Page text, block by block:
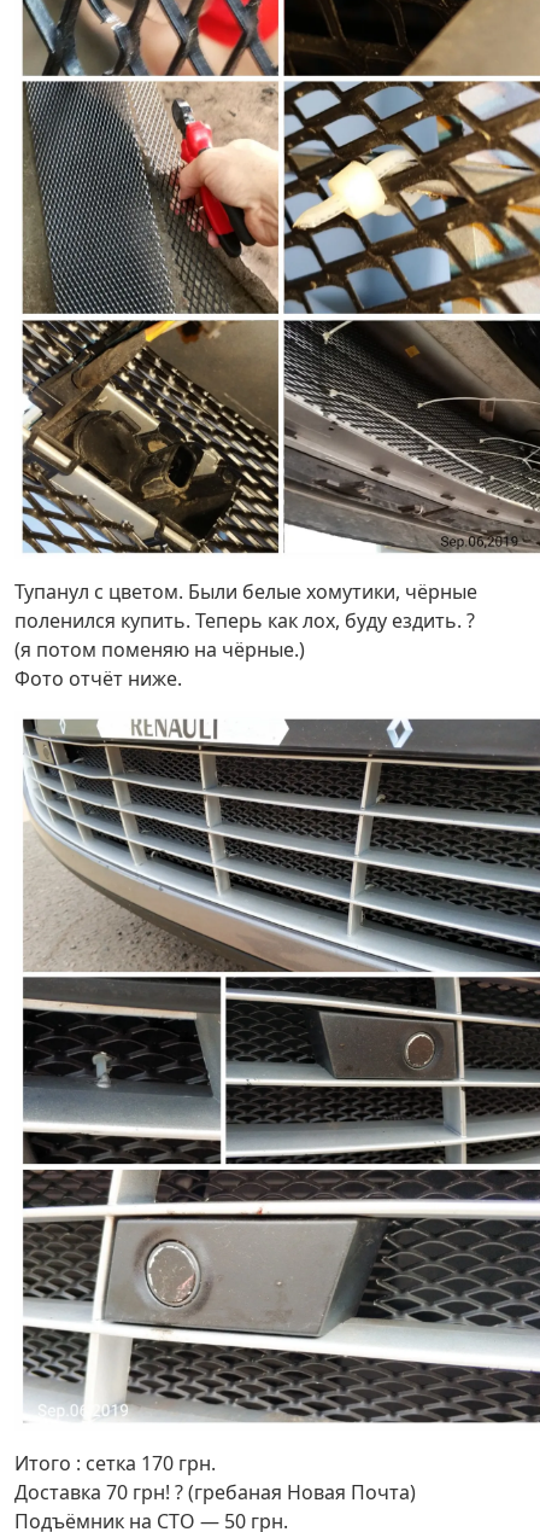
Тупанул с цветом. Были белые хомутики, чёрные
поленился купить. Теперь как лох, буду ездить. ?
(я потом поменяю на чёрные.)
Фото отчёт ниже.
Итого : сетка 170 грн.
Доставка 70 грн! ? (гребаная Новая Почта)
Подъёмник на СТО — 50 грн.